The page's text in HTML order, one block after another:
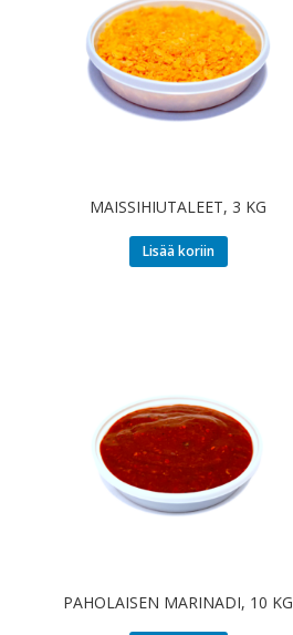
MAISSIHIUTALEET, 3 KG
Lisää koriin
PAHOLAISEN MARINADI, 10 KG